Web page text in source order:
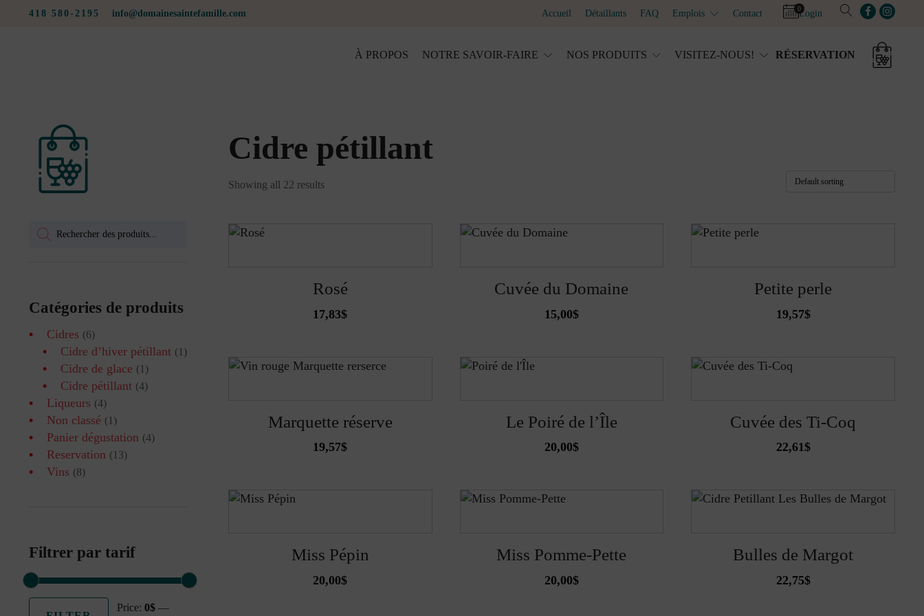
418 580-2195 info@domainesaintefamille.com Accueil Détaillants FAQ Emplois Contact 0Login
À PROPOS NOTRE SAVOIR-FAIRE NOS PRODUITS VISITEZ-NOUS! RÉSERVATION
Products
Catégories de produits
Cidres (6)
Cidre d’hiver pétillant (1)
Cidre de glace (1)
Cidre pétillant (4)
Liqueurs (4)
Non classé (1)
Panier dégustation (4)
Reservation (13)
Vins (8)
Filtrer par tarif
Price: 0$ —
Cidre pétillant
Showing all 22 results
Rosé
17,83$
Cuvée du Domaine
15,00$
Petite perle
19,57$
Marquette réserve
19,57$
Le Poiré de l’Île
20,00$
Cuvée des Ti-Coq
22,61$
Miss Pépin
20,00$
Miss Pomme-Pette
20,00$
Bulles de Margot
22,75$